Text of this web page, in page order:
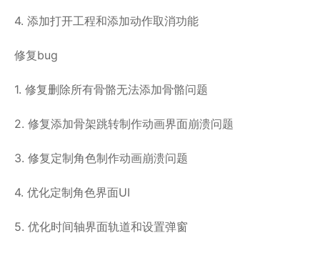
4. 添加打开工程和添加动作取消功能
修复bug
1. 修复删除所有骨骼无法添加骨骼问题
2. 修复添加骨架跳转制作动画界面崩溃问题
3. 修复定制角色制作动画崩溃问题
4. 优化定制角色界面UI
5. 优化时间轴界面轨道和设置弹窗